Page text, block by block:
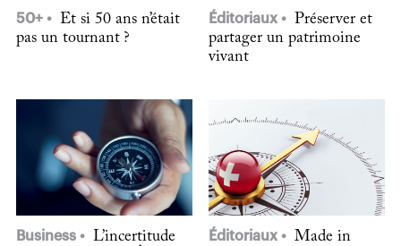
50+
Et si 50 ans n’était
pas un tournant ?
Éditoriaux
Préserver et
partager un patrimoine
vivant
Business
L’incertitude
Éditoriaux
Made in